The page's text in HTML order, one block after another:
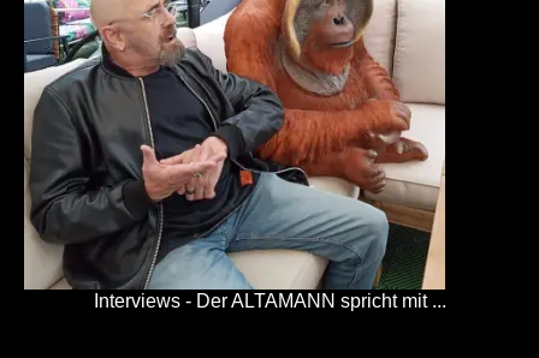
Interviews - Der ALTAMANN spricht mit ...